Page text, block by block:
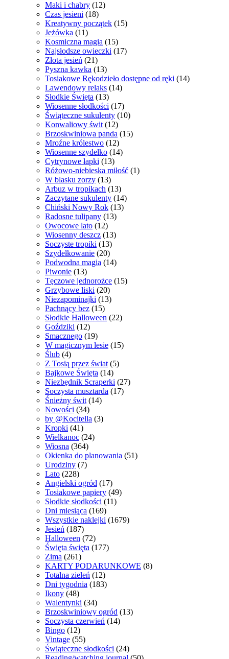
Maki i chabry (12)
Czas jesieni (18)
Kreatywny początek (15)
Jeżówka (11)
Kosmiczna magia (15)
Najsłodsze owieczki (17)
Złota jesień (21)
Pyszna kawka (13)
Tosiakowe Rękodzieło dostępne od ręki (14)
Lawendowy relaks (14)
Słodkie Święta (13)
Wiosenne słodkości (17)
Świąteczne sukulenty (10)
Konwaliowy świt (12)
Brzoskwiniowa panda (15)
Mroźne królestwo (12)
Wiosenne szydełko (14)
Cytrynowe łapki (13)
Różowo-niebieska miłość (1)
W blasku zorzy (13)
Arbuz w tropikach (13)
Zaczytane sukulenty (14)
Chiński Nowy Rok (13)
Radosne tulipany (13)
Owocowe lato (12)
Wiosenny deszcz (13)
Soczyste tropiki (13)
Szydełkowanie (20)
Podwodna magia (14)
Piwonie (13)
Tęczowe jednorożce (15)
Grzybowe liski (20)
Niezapominajki (13)
Pachnący bez (15)
Słodkie Halloween (22)
Goździki (12)
Smacznego (19)
W magicznym lesie (15)
Ślub (4)
Z Tosią przez świat (5)
Bajkowe Święta (14)
Niezbędnik Scraperki (27)
Soczysta musztarda (17)
Śnieżny świt (14)
Nowości (34)
by @Kocitella (3)
Kropki (41)
Wielkanoc (24)
Wiosna (364)
Okienka do planowania (51)
Urodziny (7)
Lato (228)
Angielski ogród (17)
Tosiakowe papiery (49)
Słodkie słodkości (11)
Dni miesiąca (169)
Wszystkie naklejki (1679)
Jesień (187)
Halloween (72)
Święta święta (177)
Zima (261)
KARTY PODARUNKOWE (8)
Totalna zieleń (12)
Dni tygodnia (183)
Ikony (48)
Walentynki (34)
Brzoskwiniowy ogród (13)
Soczysta czerwień (14)
Bingo (12)
Vintage (55)
Świąteczne słodkości (24)